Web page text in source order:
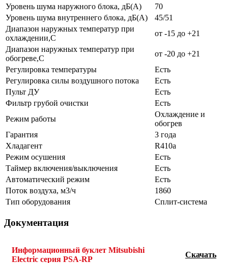
Уровень шума наружного блока, дБ(А)
70
Уровень шума внутреннего блока, дБ(А)
45/51
Диапазон наружных температур при
охлаждении,C
от -15 до +21
Диапазон наружных температур при
обогреве,C
от -20 до +21
Регулировка температуры
Есть
Регулировка силы воздушного потока
Есть
Пульт ДУ
Есть
Фильтр грубой очистки
Есть
Режим работы
Охлаждение и
обогрев
Гарантия
3 года
Хладагент
R410a
Режим осушения
Есть
Таймер включения/выключения
Есть
Автоматический режим
Есть
Поток воздуха, м3/ч
1860
Тип оборудования
Сплит-система
Документация
Информационный буклет Mitsubishi
Electric серия PSA-RP
Скачать